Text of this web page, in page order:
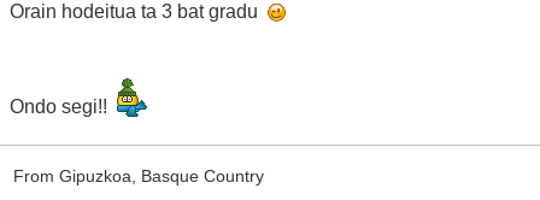
Orain hodeitua ta 3 bat gradu
Ondo segi!!
From Gipuzkoa, Basque Country